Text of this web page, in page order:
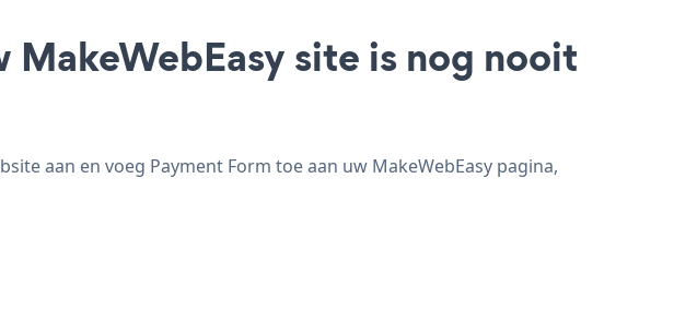
site is nog nooit
aan en voeg Payment Form toe aan uw MakeWebEasy pagina,